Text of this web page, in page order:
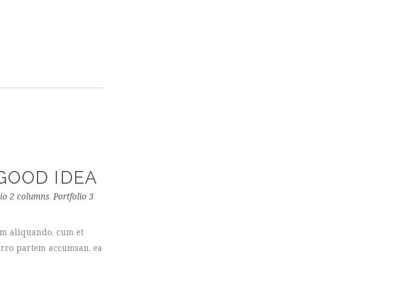
IDEA
2 columns, Portfolio 3
aliquando, cum et
partem accumsan, ea